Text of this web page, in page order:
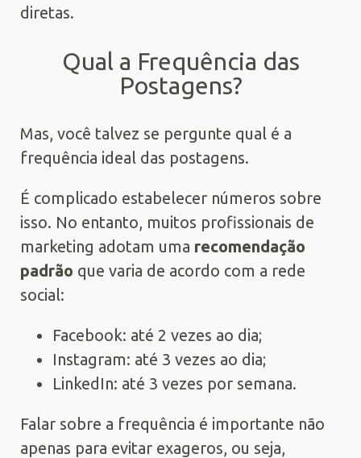
diretas.
Qual a Frequência das
Postagens?
Mas, você talvez se pergunte qual é a
frequência ideal das postagens.
É complicado estabelecer números sobre
isso. No entanto, muitos profissionais de
marketing adotam uma recomendação
padrão que varia de acordo com a rede
social:
Facebook: até 2 vezes ao dia;
Instagram: até 3 vezes ao dia;
LinkedIn: até 3 vezes por semana.
Falar sobre a frequência é importante não
apenas para evitar exageros, ou seja,